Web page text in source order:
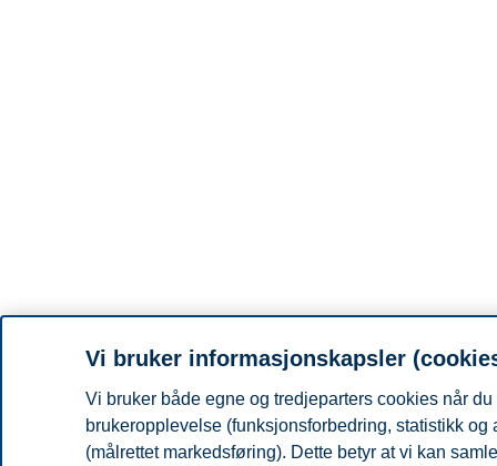
Vi bruker informasjonskapsler
Vi bruker både egne og tredjeparters cookies når
brukeropplevelse (funksjonsforbedring, statistikk
(målrettet markedsføring). Dette betyr at vi kan